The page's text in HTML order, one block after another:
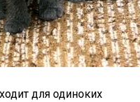
для одиноких